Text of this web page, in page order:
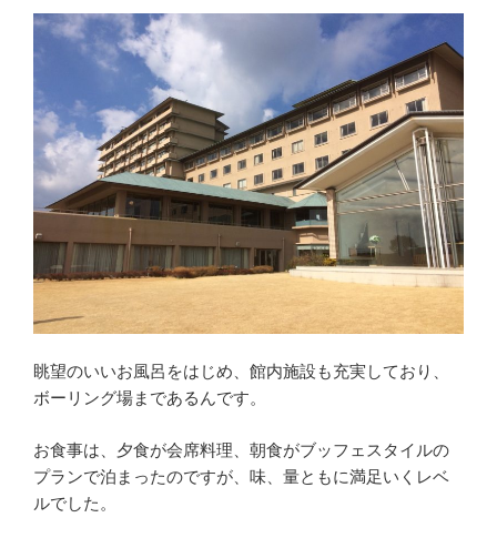
眺望のいいお風呂をはじめ、館内施設も充実しており、
ボーリング場まであるんです。
お食事は、夕食が会席料理、朝食がブッフェスタイルの
プランで泊まったのですが、味、量ともに満足いくレベ
ルでした。